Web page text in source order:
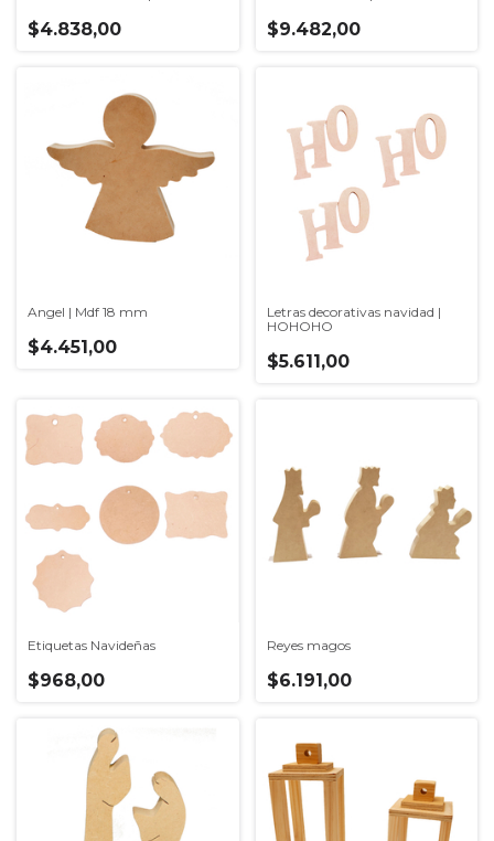
$4.838,00 $9.482,00
Angel | Mdf 18 mm
$4.451,00
Letras decorativas navidad |
HOHOHO
$5.611,00
Etiquetas Navideñas
$968,00
Reyes magos
$6.191,00